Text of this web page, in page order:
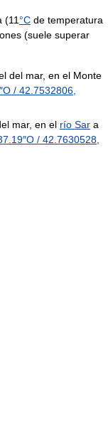
(11 °C de temperatura
(suele superar
del mar, en el Monte
/ 42.7532806
mar, en el río Sar a
/ 42.7630528